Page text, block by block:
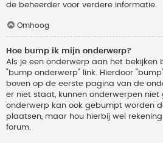
de beheerder voor verdere informatie.
Omhoog
Hoe bump ik mijn onderwerp?
Als je een onderwerp aan het bekijken
"bump onderwerp" link. Hierdoor
boven op de eerste pagina van de
er niet staat, kunnen onderwerpen niet
onderwerp kan ook gebumpt worden
plaatsen, maar hou hierbij wel
forum.